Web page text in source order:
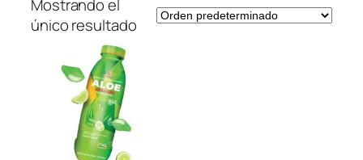
Mostrando el
único resultado